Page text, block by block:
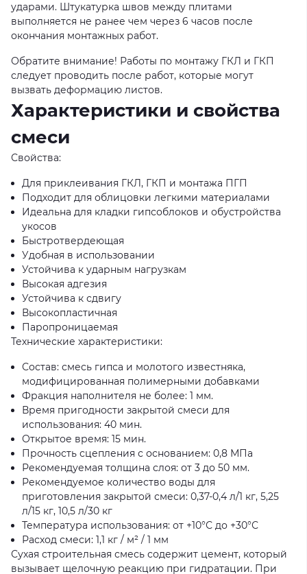
ударами. Штукатурка швов между плитами
выполняется не ранее чем через 6 часов после
окончания монтажных работ.
Обратите внимание! Работы по монтажу ГКЛ и ГКП
следует проводить после работ, которые могут
вызвать деформацию листов.
Характеристики и свойства
смеси
Свойства:
Для приклеивания ГКЛ, ГКП и монтажа ПГП
Подходит для облицовки легкими материалами
Идеальна для кладки гипсоблоков и обустройства
укосов
Быстротвердеющая
Удобная в использовании
Устойчива к ударным нагрузкам
Высокая адгезия
Устойчива к сдвигу
Высокопластичная
Паропроницаемая
Технические характеристики:
Состав: смесь гипса и молотого известняка,
модифицированная полимерными добавками
Фракция наполнителя не более: 1 мм.
Время пригодности закрытой смеси для
использования: 40 мин.
Открытое время: 15 мин.
Прочность сцепления с основанием: 0,8 МПа
Рекомендуемая толщина слоя: от 3 до 50 мм.
Рекомендуемое количество воды для
приготовления закрытой смеси: 0,37-0,4 л/1 кг, 5,25
л/15 кг, 10,5 л/30 кг
Температура использования: от +10°С до +30°С
Расход смеси: 1,1 кг / м² / 1 мм
Сухая строительная смесь содержит цемент, который
вызывает щелочную реакцию при гидратации. При